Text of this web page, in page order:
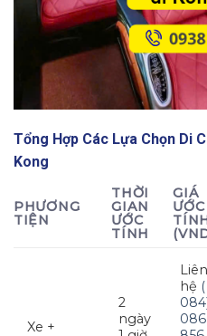
Tổng Hợp Các Lựa Chọn Di
Kong
PHƯƠNG
TIỆN
THỜI
GIAN
ƯỚC
TÍNH
GIÁ
ƯỚC
Xe +
2
ngày
Liên
hệ (
086